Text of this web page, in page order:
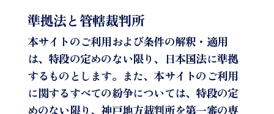
準拠法と管轄裁判所
本サイトのご利用および条件の解釈・適用
は、特段の定めのない限り、日本国法に準拠
するものとします。また、本サイトのご利用
に関するすべての紛争については、特段の定
めのない限り、神戸地方裁判所を第一審の専